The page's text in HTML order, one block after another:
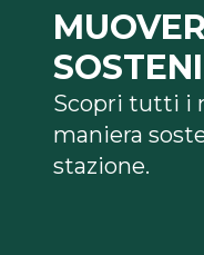
Scopri tutti i
maniera
stazione.